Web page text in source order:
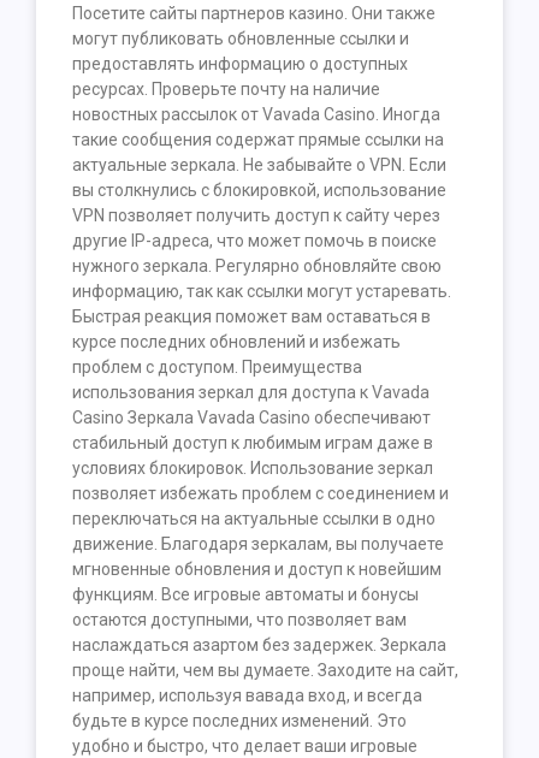
Посетите сайты партнеров казино. Они также
могут публиковать обновленные ссылки и
предоставлять информацию о доступных
ресурсах. Проверьте почту на наличие
новостных рассылок от Vavada Casino. Иногда
такие сообщения содержат прямые ссылки на
актуальные зеркала. Не забывайте о VPN. Если
вы столкнулись с блокировкой, использование
VPN позволяет получить доступ к сайту через
другие IP-адреса, что может помочь в поиске
нужного зеркала. Регулярно обновляйте свою
информацию, так как ссылки могут устаревать.
Быстрая реакция поможет вам оставаться в
курсе последних обновлений и избежать
проблем с доступом. Преимущества
использования зеркал для доступа к Vavada
Casino Зеркала Vavada Casino обеспечивают
стабильный доступ к любимым играм даже в
условиях блокировок. Использование зеркал
позволяет избежать проблем с соединением и
переключаться на актуальные ссылки в одно
движение. Благодаря зеркалам, вы получаете
мгновенные обновления и доступ к новейшим
функциям. Все игровые автоматы и бонусы
остаются доступными, что позволяет вам
наслаждаться азартом без задержек. Зеркала
проще найти, чем вы думаете. Заходите на сайт,
например, используя вавада вход, и всегда
будьте в курсе последних изменений. Это
удобно и быстро, что делает ваши игровые